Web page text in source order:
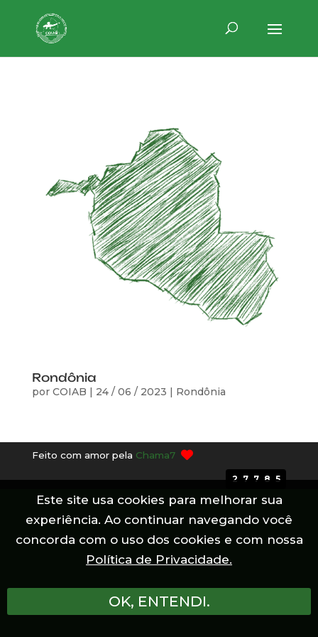
Rondônia
por COIAB 24 / 06 / 2023 Rondônia
Feito com amor pela Chama7
27785
Este site usa cookies para melhorar sua
experiência. Ao continuar navegando você
concorda com o uso dos cookies e com nossa
Política de Privacidade.
OK, ENTENDI.